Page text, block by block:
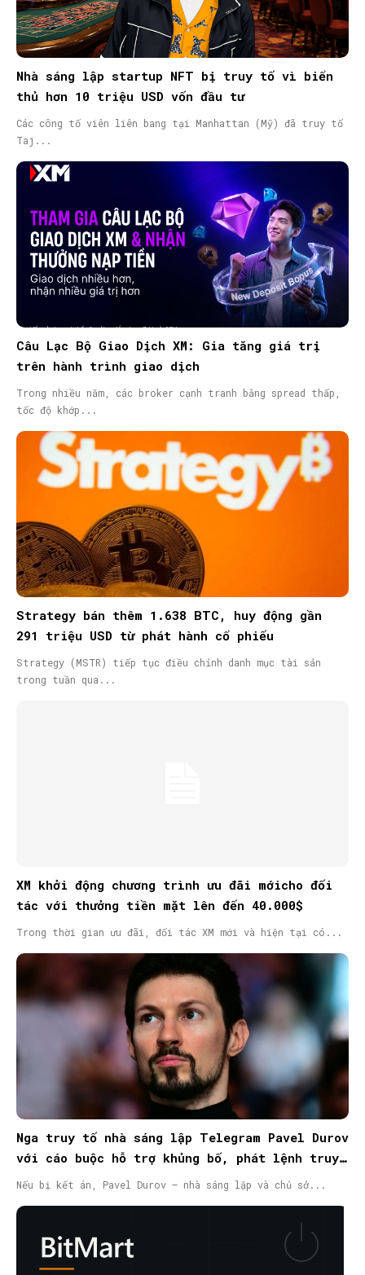
Nhà sáng lập startup NFT bị truy tố vì biển
thủ hơn 10 triệu USD vốn đầu tư
Các công tố viên liên bang tại Manhattan (Mỹ) đã truy tố
Taj...
Câu Lạc Bộ Giao Dịch XM: Gia tăng giá trị
trên hành trình giao dịch
Trong nhiều năm, các broker cạnh tranh bằng spread thấp,
tốc độ khớp...
Strategy bán thêm 1.638 BTC, huy động gần
291 triệu USD từ phát hành cổ phiếu
Strategy (MSTR) tiếp tục điều chỉnh danh mục tài sản
trong tuần qua...
XM khởi động chương trình ưu đãi mớicho đối
tác với thưởng tiền mặt lên đến 40.000$
Trong thời gian ưu đãi, đối tác XM mới và hiện tại có...
Nga truy tố nhà sáng lập Telegram Pavel Durov
với cáo buộc hỗ trợ khủng bố, phát lệnh truy
nã quốc tế
Nếu bị kết án, Pavel Durov – nhà sáng lập và chủ sở...